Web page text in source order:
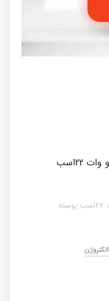
الکتروموتور الکتروژن سه فاز 30کیلو وات 22اسب
الکتروموتور الکتروژن سه فاز 30کیلو وات 22اسب پوسته
الکتروژن